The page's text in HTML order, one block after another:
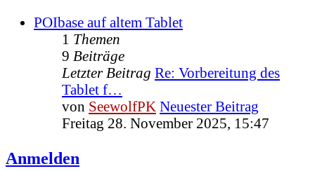
POIbase auf altem Tablet
1 Themen
9 Beiträge
Letzter Beitrag Re: Vorbereitung des
Tablet f…
von SeewolfPK Neuester Beitrag
Freitag 28. November 2025, 15:47
Anmelden